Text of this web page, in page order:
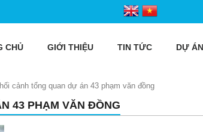
CHỦ GIỚI THIỆU TIN TỨC DỰ ÁN
cảnh tổng quan dự án 43 phạm văn đồng
43 PHẠM VĂN ĐỒNG